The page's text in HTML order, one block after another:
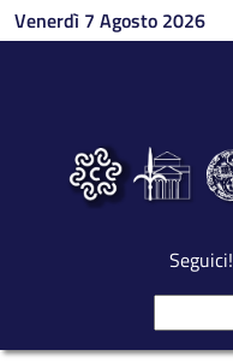
Salta al contenuto principale
Venerdì 7 Agosto 2026
Seguici!